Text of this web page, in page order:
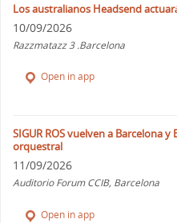
Los australianos Headsend
10/09/2026
Razzmatazz 3 .Barcelona
Open in app
SIGUR ROS vuelven a Barcelona
orquestral
11/09/2026
Auditorio Forum CCIB, Barcelona
Open in app